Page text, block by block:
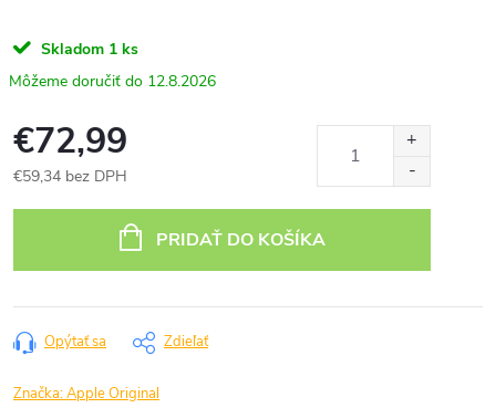
Skladom 1 ks
12.8.2026
€72,99
€59,34 bez DPH
PRIDAŤ DO KOŠÍKA
Opýtať sa Zdieľať
Značka:Apple Original